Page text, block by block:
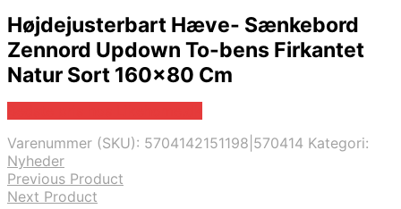
Højdejusterbart Hæve- Sænkebord
Zennord Updown To-bens Firkantet
Natur Sort 160×80 Cm
Varenummer (SKU): 5704142151198|570414 Kategori:
Nyheder
Previous Product
Next Product